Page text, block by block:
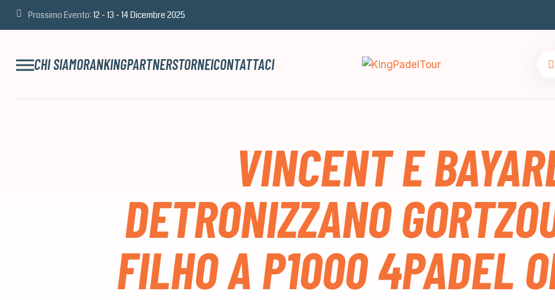
Prossimo Evento: 12 - 13 - 14 Dicembre 2025
CHI SIAMORANKINGPARTNERSTORNEICONTATTACI
VINCENT E
DETRONIZZANO
FILHO A P1000 4PADEL